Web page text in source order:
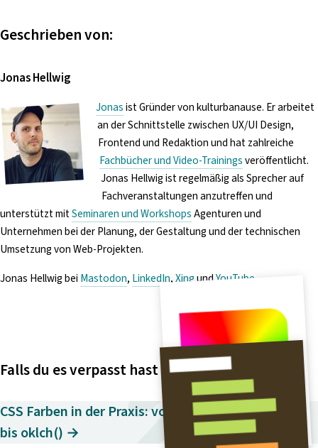
Geschrieben von:
Jonas Hellwig
Jonasist Gründer von kulturbanause. Er arbeitet
an der Schnittstelle zwischen UX/UI Design,
Frontend und Redaktion und hat zahlreiche
Fachbücher und Video-Trainingsveröffentlicht.
Jonas Hellwig ist regelmäßig als Sprecher auf
Fachveranstaltungen anzutreffen und
unterstützt mitSeminaren und WorkshopsAgenturen und
Unternehmen bei der Planung, der Gestaltung und der technischen
Umsetzung von Web-Projekten.
Jonas Hellwig bei Mastodon, LinkedIn,XingundYouTube
Falls du es verpasst hast
CSS Farben in der Praxis: von Hexadezimal
bis oklch() →